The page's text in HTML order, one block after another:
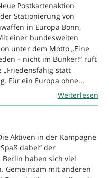
Postkartenaktion
Stationierung von
in Europa Bonn,
einer bundesweiten
unter dem Motto „Eine
– nicht im Bunker!“ ruft
„Friedensfähig statt
Für ein Europa ohne...
Weiterlesen
Aktiven in der Kampagne
dabei“ der
haben sich viel
Gemeinsam mit anderen